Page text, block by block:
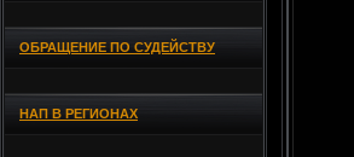
ОБРАЩЕНИЕ ПО СУДЕЙСТВУ
НАП В РЕГИОНАХ